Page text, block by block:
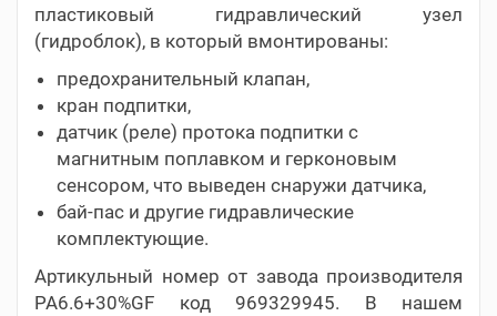
пластиковый гидравлический узел
(гидроблок), в который вмонтированы:
предохранительный клапан,
кран подпитки,
датчик (реле) протока подпитки с
магнитным поплавком и герконовым
сенсором, что выведен снаружи датчика,
бай-пас и другие гидравлические
комплектующие.
Артикульный номер от завода производителя
PA6.6+30%GF код 969329945. В нашем